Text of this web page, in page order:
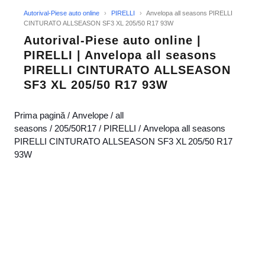
Autorival-Piese auto online › PIRELLI ›
Anvelopa all seasons PIRELLI
CINTURATO ALLSEASON SF3 XL 205/50 R17 93W
Autorival-Piese auto online |
PIRELLI | Anvelopa all seasons
PIRELLI CINTURATO ALLSEASON
SF3 XL 205/50 R17 93W
Prima pagină / Anvelope / all
seasons / 205/50R17 / PIRELLI / Anvelopa all seasons
PIRELLI CINTURATO ALLSEASON SF3 XL 205/50 R17
93W